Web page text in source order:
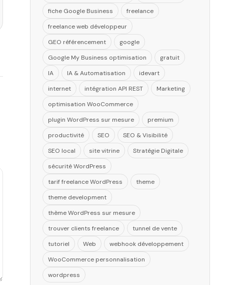
fiche Google Business
freelance
freelance web développeur
GEO référencement
google
Google My Business optimisation
gratuit
IA
IA & Automatisation
idevart
internet
intégration API REST
Marketing
optimisation WooCommerce
plugin WordPress sur mesure
premium
productivité
SEO
SEO & Visibilité
SEO local
site vitrine
Stratégie Digitale
sécurité WordPress
tarif freelance WordPress
theme
theme development
thème WordPress sur mesure
trouver clients freelance
tunnel de vente
tutoriel
Web
webhook développement
WooCommerce personnalisation
wordpress